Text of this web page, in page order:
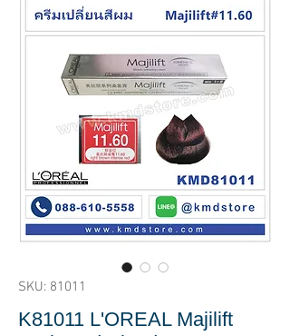
SKU: 81011
K81011 L'OREAL Majilift